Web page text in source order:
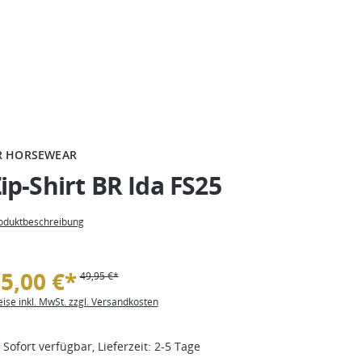
HORSEWEAR
Shirt BR Ida FS25
€* 49,95 €*
inkl. MwSt. zzgl. Versandkosten
Sofort verfügbar, Lieferzeit: 2-5 Tage